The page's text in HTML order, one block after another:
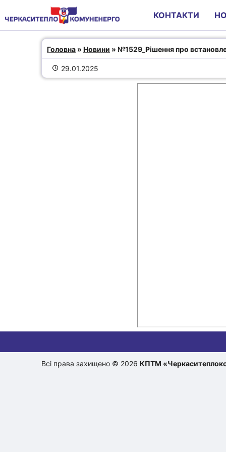
КОНТАКТИ
№1529_Рішення про
01.11.24
Головна » Новини » №1529_Рішення про
29.01.2025
Всі права захищено © 2026 КПТМ